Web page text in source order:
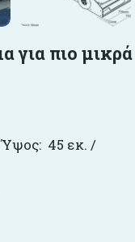
για πιο μικρά
Ύψος: 45 εκ. /